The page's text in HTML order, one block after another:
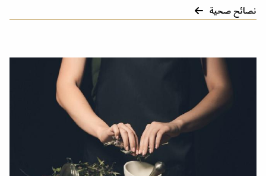
نصائح صحية